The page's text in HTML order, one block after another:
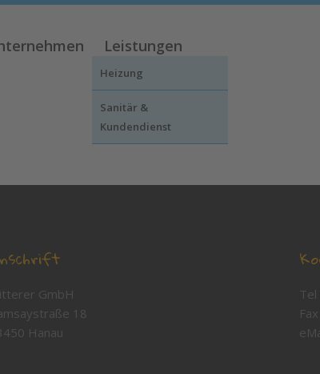
Leistungen
Heizung
Sanitär &
Kundendienst
GmbH
18
Hanau